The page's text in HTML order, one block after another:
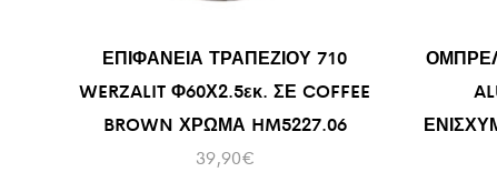
ΕΠΙΦΑΝΕΙΑ ΤΡΑΠΕΖΙΟΥ 710
WERZALIT Φ60Χ2.5εκ. ΣΕ COFFEE
BROWN ΧΡΩΜΑ HM5227.06
39,90€